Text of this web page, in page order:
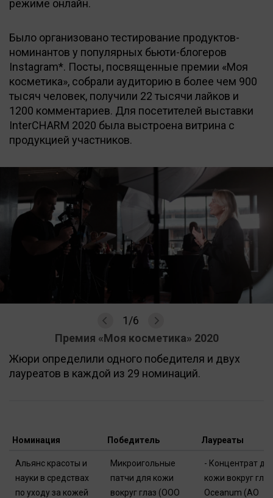
режиме онлайн.
Было организовано тестирование продуктов-
номинантов у популярных бьюти-блогеров
Instagram*. Посты, посвященные премии «Моя
косметика», собрали аудиторию в более чем 900
тысяч человек, получили 22 тысячи лайков и
1200 комментариев. Для посетителей выставки
InterCHARM 2020 была выстроена витрина с
продукцией участников.
1/6
Премия «Моя косметика» 2020
Жюри определили одного победителя и двух
лауреатов в каждой из 29 номинаций.
Номинация Победитель Лауреаты
Альянс красоты и
науки в средствах
по уходу за кожей
Микроигольные
патчи для кожи
вокруг глаз (ООО
- Концентрат
кожи вокруг глаз
Oceanum (АО